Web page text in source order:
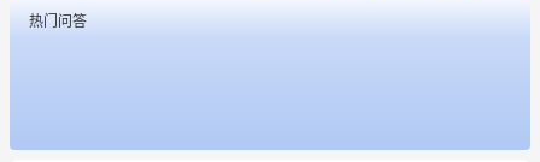
热门问答
昨晚的直播课程太好啦❤️